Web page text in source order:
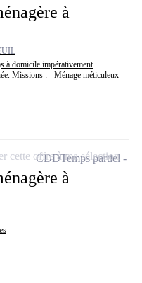
à
à domicile impérativement
Missions : - Ménage méticuleux -
à
CDDTemps partiel
cette offre à ma sélection